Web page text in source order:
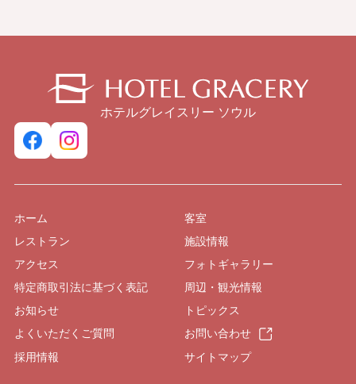
ホテルグレイスリー ソウル
ホーム
客室
レストラン
施設情報
アクセス
フォトギャラリー
特定商取引法に基づく表記
周辺・観光情報
お知らせ
トピックス
よくいただくご質問
お問い合わせ
採用情報
サイトマップ